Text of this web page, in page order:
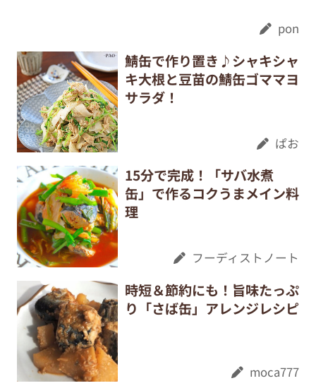
pon
鯖缶で作り置き♪シャキシャ
キ大根と豆苗の鯖缶ゴママヨ
サラダ！
ぱお
15分で完成！「サバ水煮
缶」で作るコクうまメイン料
理
フーディストノート
時短＆節約にも！旨味たっぷ
り「さば缶」アレンジレシピ
moca777